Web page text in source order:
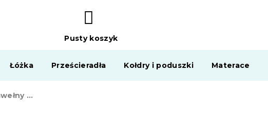
KOSZYK
Pusty koszyk
Łóżka Prześcieradła Kołdry i poduszki Materace
Biała pościel z bawełny Standard zakładka